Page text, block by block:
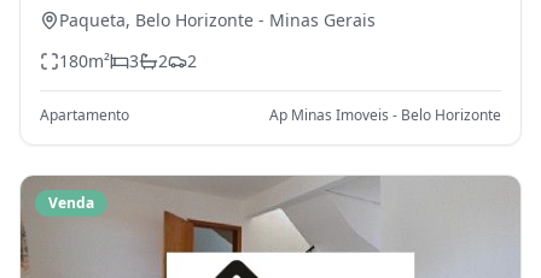
Paqueta, Belo Horizonte - Minas Gerais
180m² 3 2 2
Apartamento Ap Minas Imoveis - Belo Horizonte
Venda